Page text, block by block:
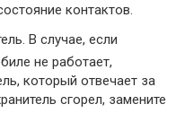
контактов.
В случае, если
не работает,
который отвечает за
сгорел, замените